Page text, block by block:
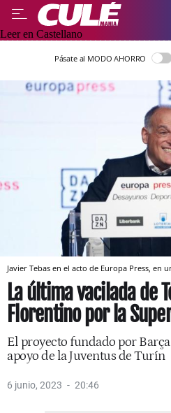
Leer en Castellano
Pásate al MODO AHORRO
Javier Tebas en el acto de Europa Press, en
La última vacilada de
Florentino por la
El proyecto fundado por
apoyo de la Juventus de Turín
6 junio, 2023 20:46